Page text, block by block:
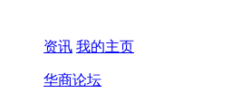
资讯 我的主页
华商论坛